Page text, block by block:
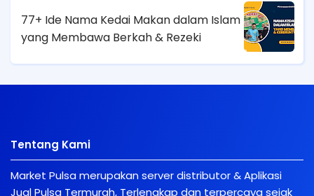
77+ Ide Nama Kedai Makan dalam Islam
yang Membawa Berkah & Rezeki
Tentang Kami
Market Pulsa merupakan server distributor & Aplikasi
Jual Pulsa Termurah, Terlengkap dan terpercaya sejak